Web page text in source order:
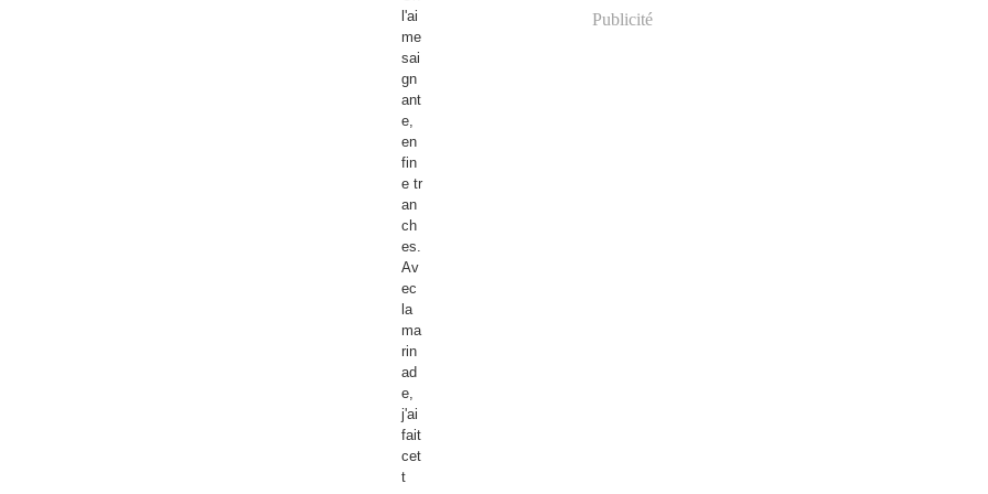
l'ai
me
sai
gn
ant
e,
en
fin
e tr
an
ch
es.
Av
ec
la
ma
rin
ad
e,
j'ai
fait
cet
t
Publicité